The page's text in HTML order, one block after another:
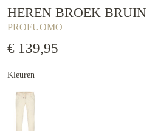
HEREN BROEK BRUIN
PROFUOMO
€ 139,95
Kleuren